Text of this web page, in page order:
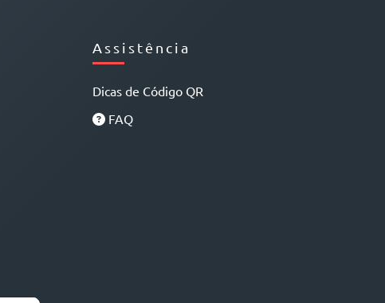
Assistência
Dicas de Código QR
FAQ